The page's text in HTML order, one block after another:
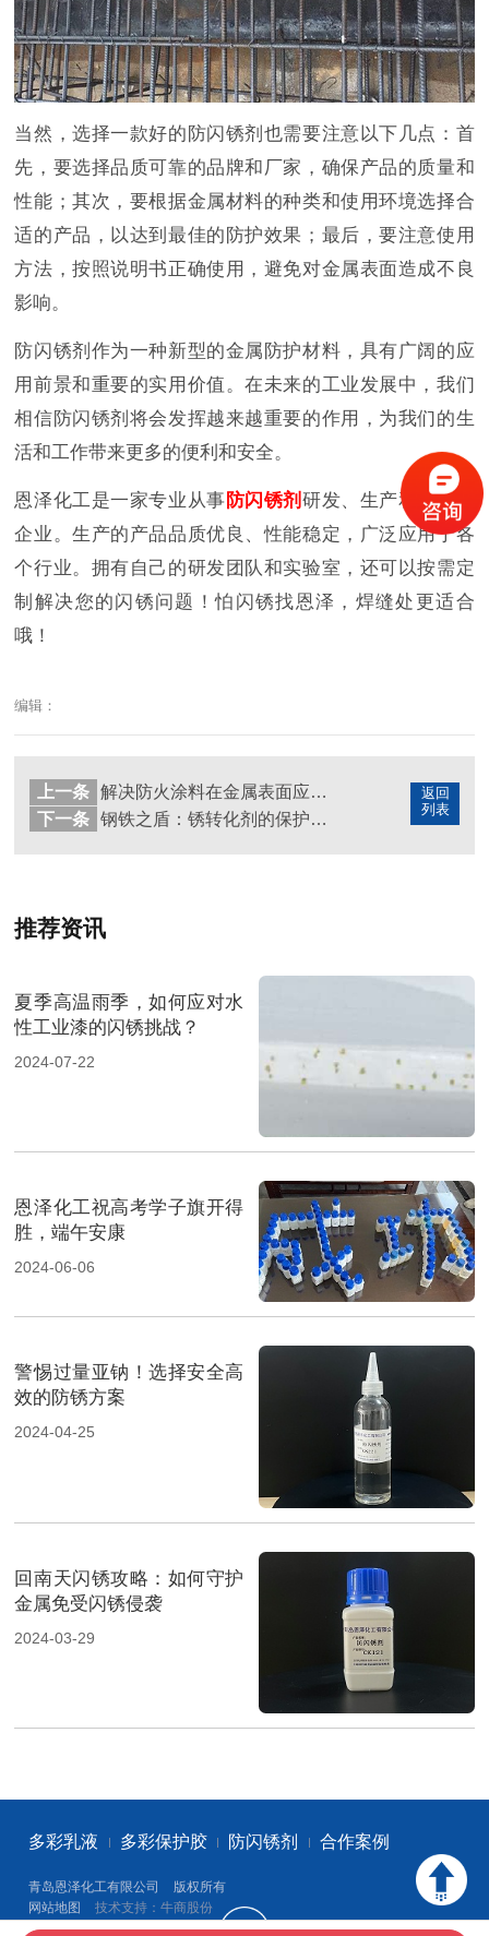
当然，选择一款好的防闪锈剂也需要注意以下几点：首
先，要选择品质可靠的品牌和厂家，确保产品的质量和
性能；其次，要根据金属材料的种类和使用环境选择合
适的产品，以达到最佳的防护效果；最后，要注意使用
方法，按照说明书正确使用，避免对金属表面造成不良
影响。
防闪锈剂作为一种新型的金属防护材料，具有广阔的应
用前景和重要的实用价值。在未来的工业发展中，我们
相信防闪锈剂将会发挥越来越重要的作用，为我们的生
活和工作带来更多的便利和安全。
恩泽化工是一家专业从事 防闪锈剂研发、生产和销售的
企业。生产的产品品质优良、性能稳定，广泛应用于各
个行业。拥有自己的研发团队和实验室，还可以按需定
制解决您的闪锈问题！怕闪锈找恩泽，焊缝处更适合
哦！
编辑：
返回
列表
上一条
解决防火涂料在金属表面应用中的闪锈问题
下一条
钢铁之盾：锈转化剂的保护作用
推荐资讯
夏季高温雨季，如何应对水
性工业漆的闪锈挑战？
2024-07-22
恩泽化工祝高考学子旗开得
胜，端午安康
2024-06-06
警惕过量亚钠！选择安全高
效的防锈方案
2024-04-25
回南天闪锈攻略：如何守护
金属免受闪锈侵袭
2024-03-29
多彩乳液 多彩保护胶 防闪锈剂 合作案例
青岛恩泽化工有限公司
版权所有
网站地图
技术支持：牛商股份